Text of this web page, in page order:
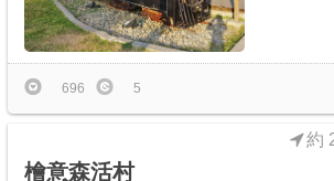
APP下載
696 5
約
檜意森活村